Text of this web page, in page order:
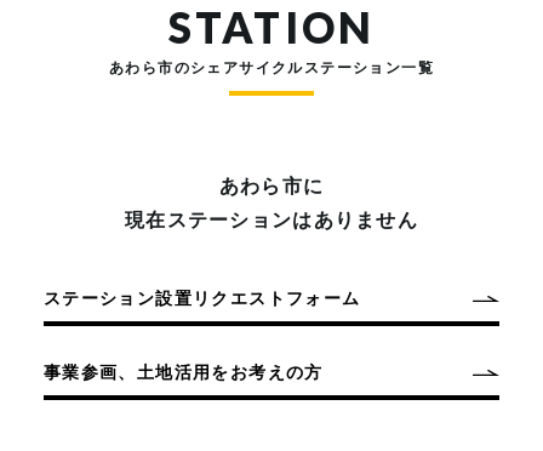
STATION
あわら市のシェアサイクルステーション一覧
あわら市に
現在ステーションはありません
ステーション設置リクエストフォーム
事業参画、土地活用をお考えの方